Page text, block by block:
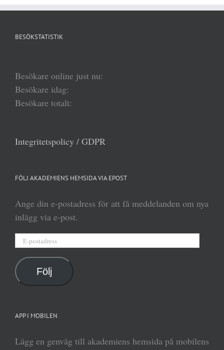
BESÖKSTATISTIK
Besökare online just nu:
Besökare idag:
Besökare totalt:
Integritetspolicy / GDPR
FÖLJ AKADEMIENS HEMSIDA VIA EPOST
Ange din e-postadress för att få meddelanden om nya
inlägg via e-post.
Följ
APP I MOBILEN
Lägg en genväg till akademiens hemsida på mobilens